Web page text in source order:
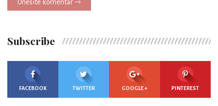
Unesite komentar ⇾
Subscribe
FACEBOOK TWITTER GOOGLE + PINTEREST